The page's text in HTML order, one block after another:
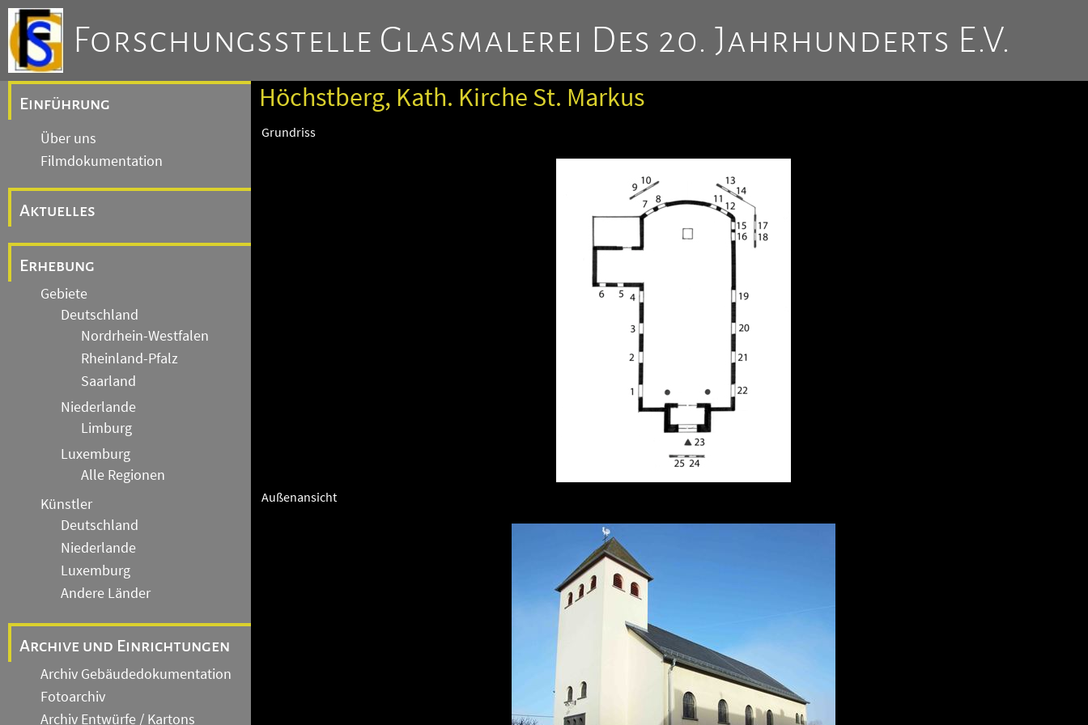
Forschungsstelle Glasmalerei Des 20. Jahrhunderts E.V.
Einführung
Über uns
Filmdokumentation
Aktuelles
Erhebung
Gebiete
Deutschland
Nordrhein-Westfalen
Rheinland-Pfalz
Saarland
Niederlande
Limburg
Luxemburg
Alle Regionen
Künstler
Deutschland
Niederlande
Luxemburg
Andere Länder
Archive und Einrichtungen
Archiv Gebäudedokumentation
Fotoarchiv
Archiv Entwürfe / Kartons
Höchstberg, Kath. Kirche St. Markus
Grundriss
Außenansicht